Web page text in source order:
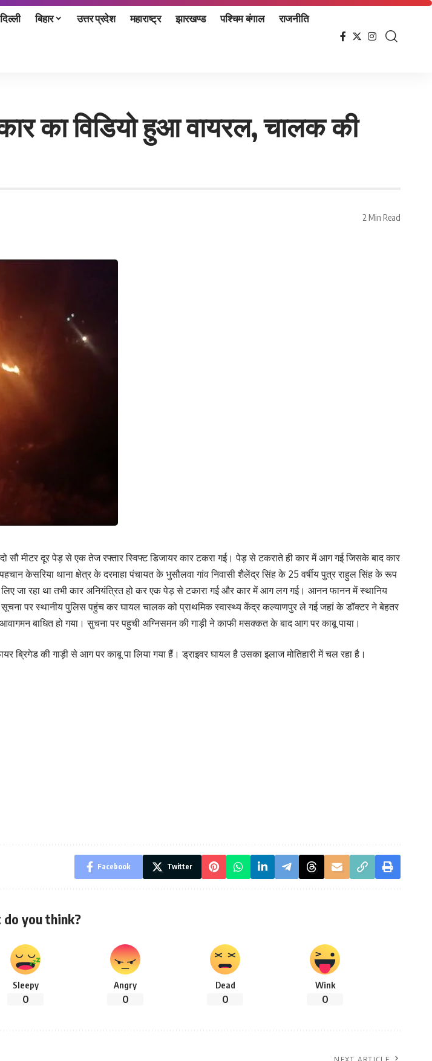
बिहार उत्तर प्रदेश महाराष्ट्र झारखण्ड पश्चिम बंगाल राजनीति
का विडियो हुआ वायरल, चालक की
2 Min Read
सौ मीटर दूर पेड़ से एक तेज रफ्तार स्विफ्ट डिजायर कार टकरा गई। पेड़ से टकराते ही कार में आग गई जिसके बाद कार
केसरिया थाना क्षेत्र के दरमाहा पंचायत के भुसौलवा गांव निवासी शैलेंद्र सिंह के 25 वर्षीय पुत्र राहुल सिंह के रूप
जा रहा था तभी कार अनियंत्रित हो कर एक पेड़ से टकारा गई और कार में आग लग गई। आनन फानन में स्थानिय
पर स्थानीय पुलिस पहुंच कर घायल चालक को प्राथमिक स्वास्थ्य केंद्र कल्याणपुर ले गई जहां के डॉक्टर ने बेहतर
बाधित हो गया। सुचना पर पहुची अग्निसमन की गाड़ी ने काफी मसक्कत के बाद आग पर काबू पाया।
ब्रिगेड की गाड़ी से आग पर काबू पा लिया गया हैं। ड्राइवर घायल है उसका इलाज मोतिहारी में चल रहा है।
Facebook Twitter
do you think?
Sleepy
0
Angry
0
Dead
0
Wink
0